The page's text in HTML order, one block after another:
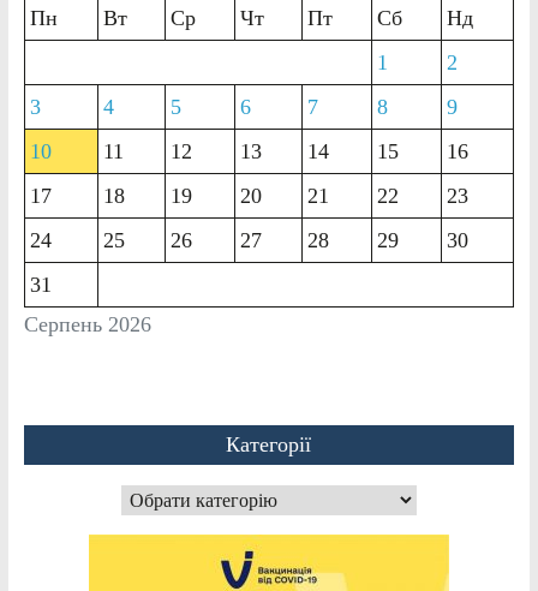
Серпень 2026
Пн Вт Ср Чт Пт Сб
Нд
1
2
3
4 5 6 7 8
9
10
11 12 13 14 15
16
17
18 19 20 21 22
23
24
25 26 27 28 29
30
31
Категорії
Категорії